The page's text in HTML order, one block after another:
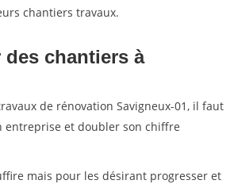
chantiers travaux.
chantiers à
de rénovation Savigneux-01, il faut
et doubler son chiffre
mais pour les désirant progresser et